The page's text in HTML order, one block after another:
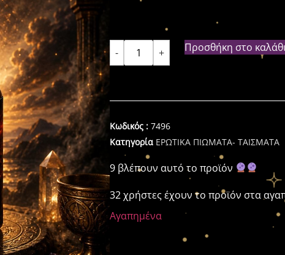
- + Προσθήκη στο
Κωδικός :7496
Κατηγορία ΕΡΩΤΙΚΑ ΠΙΩΜΑΤΑ- ΤΑΙΣΜΑΤΑ
9 βλέπουν αυτό το προϊόν
32 χρήστες έχουν το προϊόν στα
Αγαπημένα